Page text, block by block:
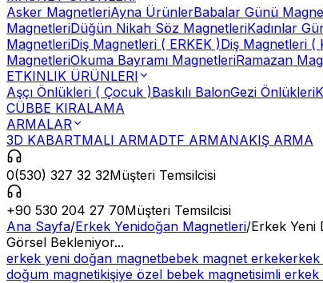
Asker MagnetleriAyna ÜrünlerBabalar Günü
MagnetleriDüğün Nikah Söz MagnetleriKadınlar
MagnetleriDiş Magnetleri ( ERKEK )Diş Magnetleri (
MagnetleriOkuma Bayramı MagnetleriRamazan
ETKINLIK ÜRÜNLERI
Aşçı Önlükleri ( Çocuk )Baskılı BalonGezi Önlükleri
CÜBBE KIRALAMA
ARMALAR
3D KABARTMALI ARMADTF ARMANAKIŞ ARMA
0(530) 327 32 32Müşteri Temsilcisi
+90 530 204 27 70Müşteri Temsilcisi
Ana Sayfa/Erkek Yenidoğan Magnetleri/Erkek Yeni
Görsel Bekleniyor...
erkek yeni doğan magnetbebek magnet erkekerkek
doğum magnetikişiye özel bebek magnetisimli